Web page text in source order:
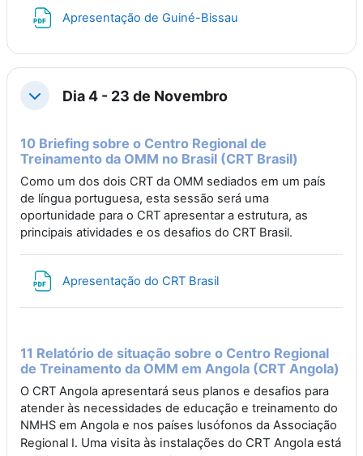
Apresentação de Guiné-Bissau
CollapseDia 4 - 23 de Novembro
10 Briefing sobre o Centro Regional de
Treinamento da OMM no Brasil (CRT Brasil)
Como um dos dois CRT da OMM sediados em um país
de língua portuguesa, esta sessão será uma
oportunidade para o CRT apresentar a estrutura, as
principais atividades e os desafios do CRT Brasil.
Apresentação do CRT Brasil
11 Relatório de situação sobre o Centro Regional
de Treinamento da OMM em Angola (CRT Angola)
O CRT Angola apresentará seus planos e desafios para
atender às necessidades de educação e treinamento do
NMHS em Angola e nos países lusófonos da Associação
Regional I. Uma visita às instalações do CRT Angola está